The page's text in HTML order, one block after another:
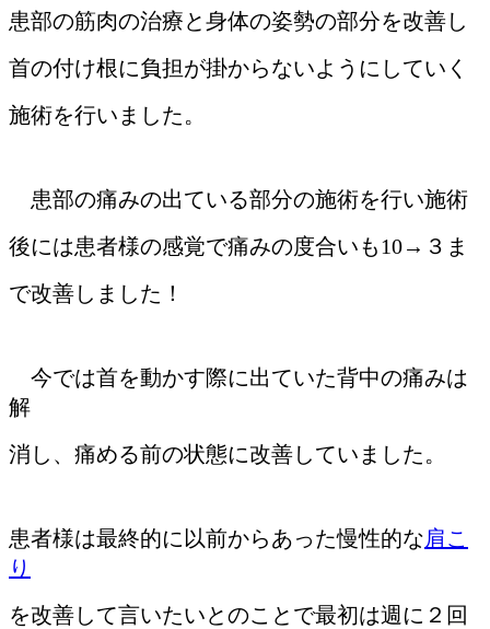
患部の筋肉の治療と身体の姿勢の部分を改善し
首の付け根に負担が掛からないようにしていく
施術を行いました。
患部の痛みの出ている部分の施術を行い施術
後には患者様の感覚で痛みの度合いも10→３ま
で改善しました！
今では首を動かす際に出ていた背中の痛みは
解
消し、痛める前の状態に改善していました。
患者様は最終的に以前からあった慢性的な肩こ
り
を改善して言いたいとのことで最初は週に２回